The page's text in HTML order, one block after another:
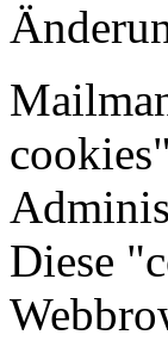
Diese